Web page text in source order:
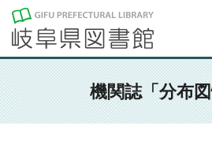
機関誌「分布図